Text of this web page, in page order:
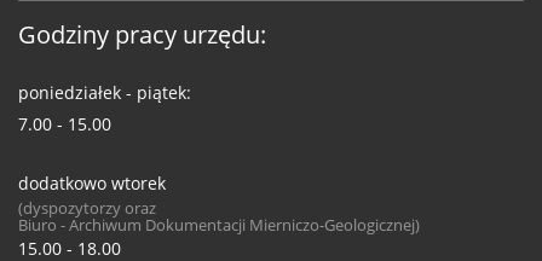
Godziny pracy urzędu:
poniedziałek - piątek:
7.00 - 15.00
dodatkowo wtorek
(dyspozytorzy oraz
Biuro - Archiwum Dokumentacji Mierniczo-Geologicznej)
15.00 - 18.00